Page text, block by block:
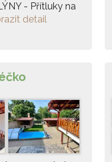
- Přítluky na
detail